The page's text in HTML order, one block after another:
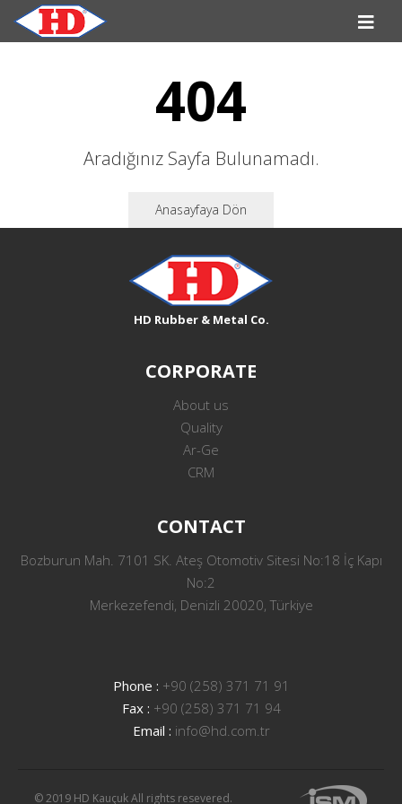
404
Aradığınız Sayfa Bulunamadı.
Anasayfaya Dön
HD Rubber & Metal Co.
CORPORATE
About us
Quality
Ar-Ge
CRM
CONTACT
Bozburun Mah. 7101 SK. Ateş Otomotiv Sitesi No:18 İç Kapı
No:2
Merkezefendi, Denizli 20020, Türkiye
Phone : +90 (258) 371 71 91
Fax : +90 (258) 371 71 94
Email : info@hd.com.tr
© 2019 HD Kauçuk All rights resevered.